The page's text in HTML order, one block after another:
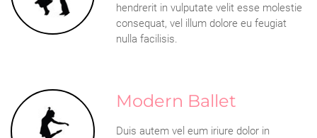
hendrerit in vulputate velit esse molestie
consequat, vel illum dolore eu feugiat
nulla facilisis.
Modern Ballet
Duis autem vel eum iriure dolor in